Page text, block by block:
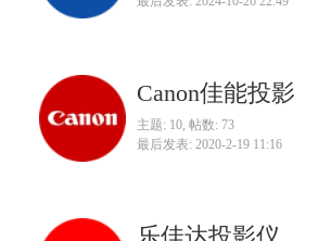
Canon佳能投影
主题: 10, 帖数: 73
最后发表: 2020-2-19 11:16